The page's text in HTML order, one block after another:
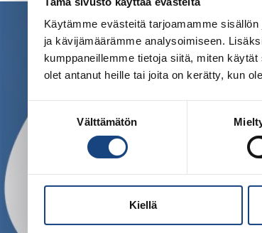
Käytämme evästeitä tarjoamamme
ja kävijämäärämme analysoimiseen.
kumppaneillemme tietoja siitä, miten
olet antanut heille tai joita on kerätty, kun
Välttämätön
Kiellä